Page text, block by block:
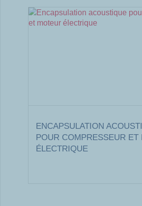
ENCAPSULATION
POUR COMPRESSEUR ET
ÉLECTRIQUE